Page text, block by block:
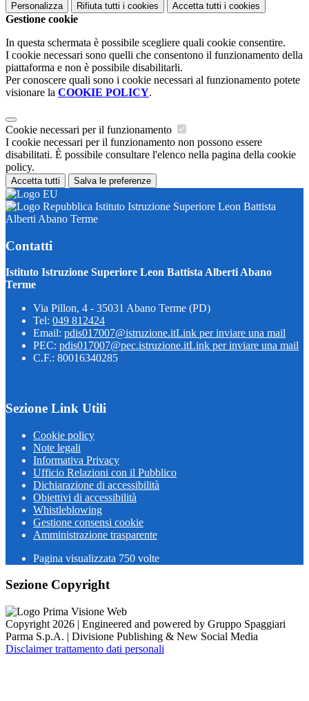
Personalizza Rifiuta tutti i cookies Accetta tutti i cookies
Gestione cookie
In questa schermata è possibile scegliere quali cookie consentire.
I cookie necessari sono quelli che consentono il funzionamento della
piattaforma e non è possibile disabilitarli.
Per conoscere quali sono i cookie necessari al funzionamento potete
visionare la COOKIE POLICY.
Cookie necessari per il funzionamento
I cookie necessari per il funzionamento non possono essere
disabilitati. È possibile consultare l'elenco nella pagina della cookie
policy.
Accetta tutti Salva le preferenze
Istituto Istruzione Superiore Leon Battista
Alberti Abano Terme
Contatti
Istituto Istruzione Superiore Leon Battista Alberti Abano
Terme
Via Pillon, 4 - 35031 Abano Terme (PD)
Tel: 049 812424
Email: pdis017007@istruzione.itLink per inviare una mail
PEC: pdis017007@pec.istruzione.itLink per inviare una mail
C.F.: 80016340285
Sezione Link Utili
Cookie policy
Note legali
Informativa Privacy
Ufficio Relazioni con il Pubblico
Dichiarazione di accessibilità
Obiettivi di accessibilità
Whistleblowing
Gestione consensi cookie
Amministrazione trasparente
Pagina visualizzata 750 volte
Sezione Copyright
Copyright 2026 | Engineered and powered by Gruppo Spaggiari
Parma S.p.A. | Divisione Publishing & New Social Media
Disclaimer trattamento dati personali